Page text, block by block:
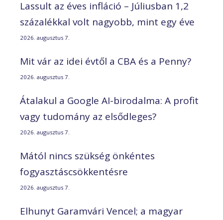
Lassult az éves infláció – Júliusban 1,2
százalékkal volt nagyobb, mint egy éve
2026. augusztus 7.
Mit vár az idei évtől a CBA és a Penny?
2026. augusztus 7.
Átalakul a Google AI-birodalma: A profit
vagy tudomány az elsődleges?
2026. augusztus 7.
Mától nincs szükség önkéntes
fogyasztáscsökkentésre
2026. augusztus 7.
Elhunyt Garamvári Vencel; a magyar